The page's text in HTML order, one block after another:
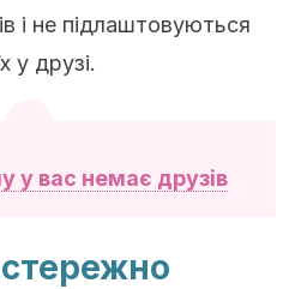
і не підлаштовуються
у друзі.
у вас немає друзів